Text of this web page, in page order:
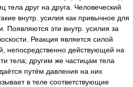
тела друг на друга. Человеческий
внутр. усилия как привычное для
Появляются эти внутр. усилия за
Реакция является силой
непосредственно действующей на
тела; другим же частицам тела
путём давления на них
в теле соответствующие